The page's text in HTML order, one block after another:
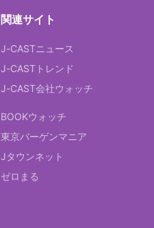
関連サイト
J-CASTニュース
J-CASTトレンド
J-CAST会社ウォッチ
BOOKウォッチ
東京バーゲンマニア
Jタウンネット
ゼロまる